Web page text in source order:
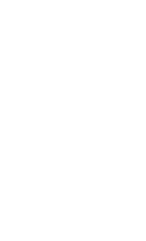
faszinierende
und 60er-Jahren
Sie kann Ihrem